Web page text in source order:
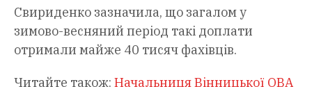
Свириденко зазначила, що загалом у
зимово-весняний період такі доплати
отримали майже 40 тисяч фахівців.
Читайте також: Начальниця Вінницької ОВА